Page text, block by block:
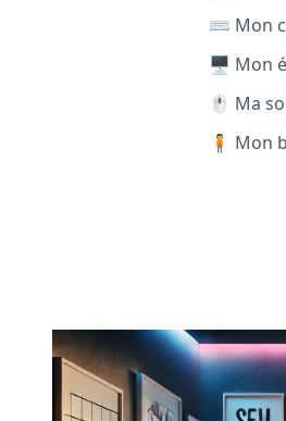
⌨️ Mon
🖥️ Mon
🖱️ Ma
🧍 Mon